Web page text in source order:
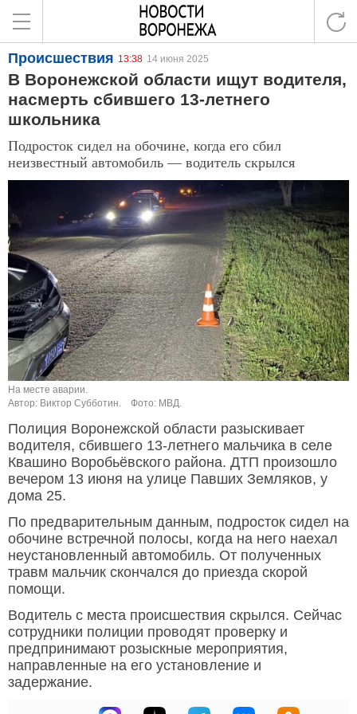
Происшествия 13:38 14 июня 2025
В Воронежской области ищут водителя,
насмерть сбившего 13-летнего
школьника
Подросток сидел на обочине, когда его сбил
неизвестный автомобиль — водитель скрылся
На месте аварии.
Автор: Виктор Субботин.
Фото: МВД.
Полиция Воронежской области разыскивает
водителя, сбившего 13-летнего мальчика в селе
Квашино Воробьёвского района. ДТП произошло
вечером 13 июня на улице Павших Земляков, у
дома 25.
По предварительным данным, подросток сидел на
обочине встречной полосы, когда на него наехал
неустановленный автомобиль. От полученных
травм мальчик скончался до приезда скорой
помощи.
Водитель с места происшествия скрылся. Сейчас
сотрудники полиции проводят проверку и
предпринимают розыскные мероприятия,
направленные на его установление и
задержание.